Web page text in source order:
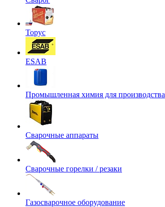
Торус
ESAB
Промышленная химия для производства
Сварочные аппараты
Сварочные горелки / резаки
Газосварочное оборудование